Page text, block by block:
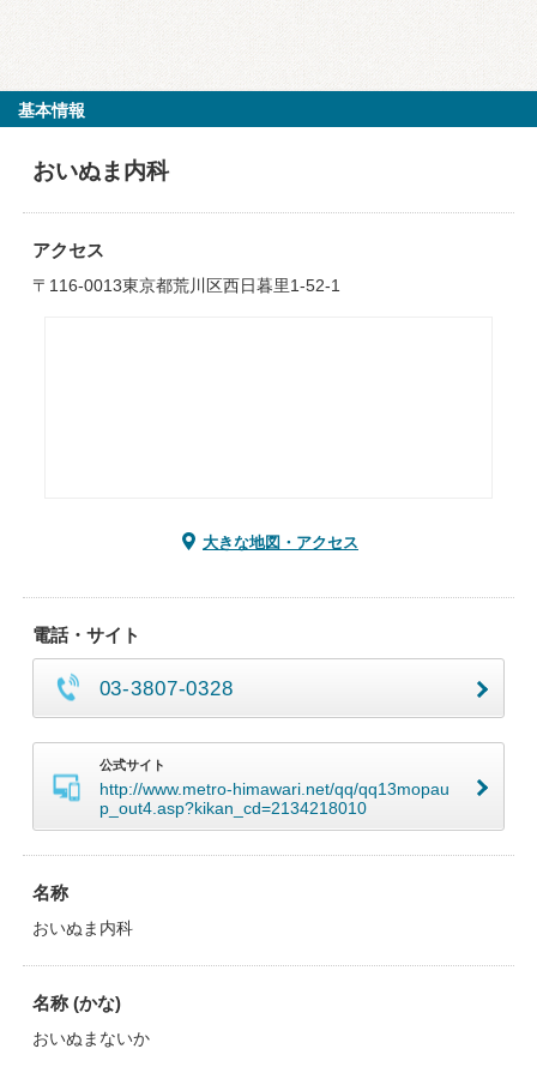
基本情報
おいぬま内科
アクセス
〒116-0013東京都荒川区西日暮里1-52-1
大きな地図・アクセス
電話・サイト
03-3807-0328
公式サイト
http://www.metro-himawari.net/qq/qq13mopau
p_out4.asp?kikan_cd=2134218010
名称
おいぬま内科
名称 (かな)
おいぬまないか